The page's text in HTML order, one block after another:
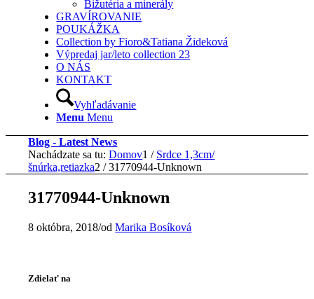
Bižutéria a minerály
GRAVÍROVANIE
POUKÁŽKA
Collection by Fioro&Tatiana Žideková
Výpredaj jar/leto collection 23
O NÁS
KONTAKT
Vyhľadávanie
Menu Menu
Blog - Latest News
Nachádzate sa tu: Domov1 / Srdce 1,3cm/
šnúrka,retiazka2 / 31770944-Unknown
31770944-Unknown
8 októbra, 2018/odMarika Bosíková
Zdielať na